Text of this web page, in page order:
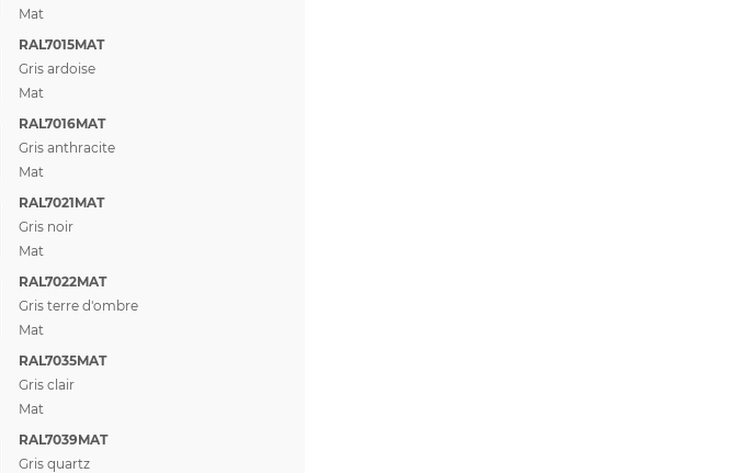
Mat
RAL7015MAT
Gris ardoise
Mat
RAL7016MAT
Gris anthracite
Mat
RAL7021MAT
Gris noir
Mat
RAL7022MAT
Gris terre d'ombre
Mat
RAL7035MAT
Gris clair
Mat
RAL7039MAT
Gris quartz